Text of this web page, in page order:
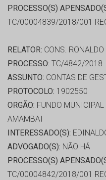
PROCESSO(S)
TC/00004839/2018/001
RELATOR: CONS. RONALDO
PROCESSO: TC/4842/2018
ASSUNTO: CONTAS DE
PROTOCOLO: 1902550
ORGÃO: FUNDO
AMAMBAI
INTERESSADO(S):
ADVOGADO(S): NÃO HÁ
PROCESSO(S)
TC/00004842/2018/001